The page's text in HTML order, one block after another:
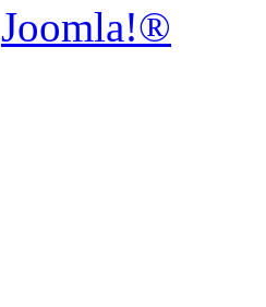
Joomla!®